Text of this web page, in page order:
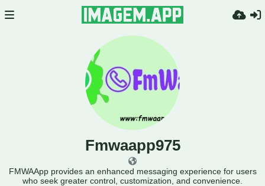
Fmwaapp975
FMWAApp provides an enhanced messaging experience for users
who seek greater control, customization, and convenience.